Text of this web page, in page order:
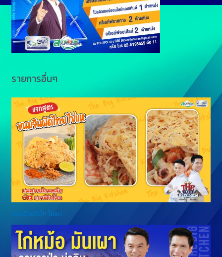
e
r
k
รายการอื่นๆ
ขนมจีนผัดไท ไข่แห